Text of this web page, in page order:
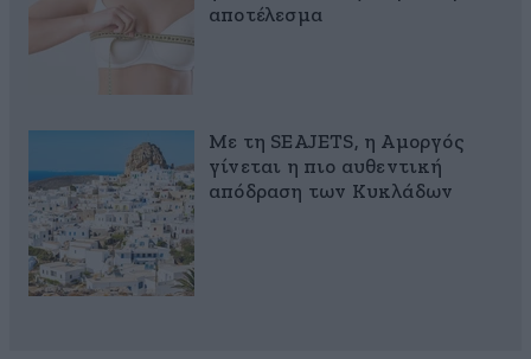
αποτέλεσμα
Με τη SEAJETS, η Αμοργός
γίνεται η πιο αυθεντική
απόδραση των Κυκλάδων